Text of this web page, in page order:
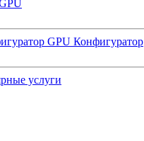
GPU Конфигуратор
услуги